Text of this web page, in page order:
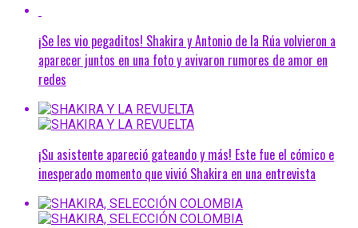
¡Se les vio pegaditos! Shakira y Antonio de la Rúa volvieron a
aparecer juntos en una foto y avivaron rumores de amor en
redes
¡Su asistente apareció gateando y más! Este fue el cómico e
inesperado momento que vivió Shakira en una entrevista